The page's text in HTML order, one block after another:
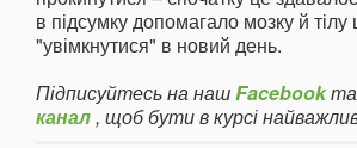
в підсумку допомагало мозку й
"увімкнутися" в новий день.
Підписуйтесь на нашFacebookта
канал, щоб бути в курсі